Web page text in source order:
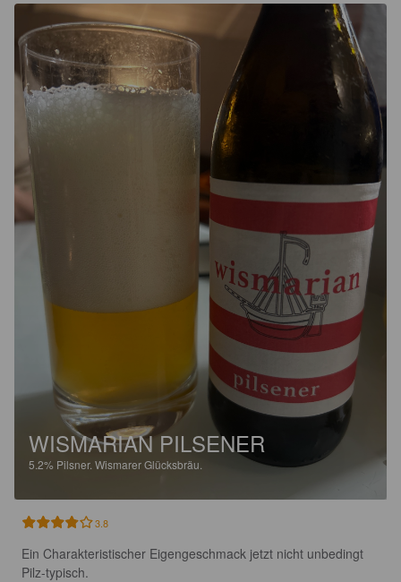
WISMARIAN PILSENER
5.2% Pilsner. Wismarer Glücksbräu.
3.8
Ein Charakteristischer Eigengeschmack jetzt nicht unbedingt
Pilz-typisch.